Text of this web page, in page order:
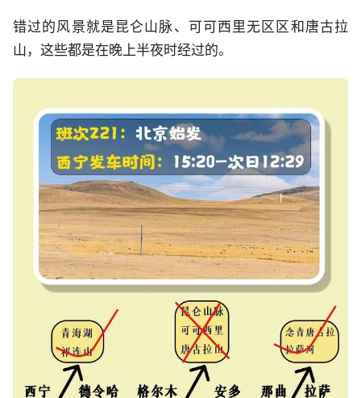
错过的风景就是昆仑山脉、可可西里无区区和唐古拉
山，这些都是在晚上半夜时经过的。